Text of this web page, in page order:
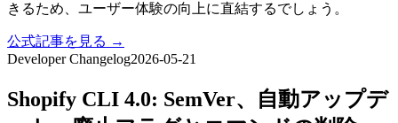
きるため、ユーザー体験の向上に直結するでしょう。
公式記事を見る →
Developer Changelog2026-05-21
Shopify CLI 4.0: SemVer、自動アップデ